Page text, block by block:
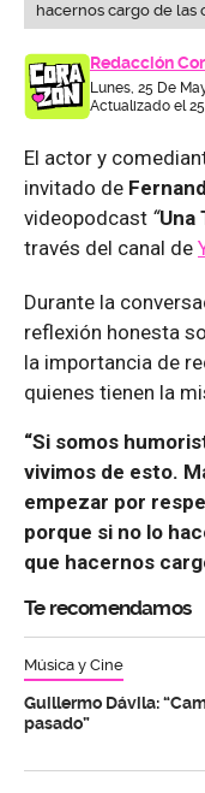
hacernos cargo de las
Redacción
Lunes, 25 De
Actualizado el
El actor y
invitado de
videopodcast “Una
través del canal de
Durante la
reflexión honesta
la importancia de
quienes tienen la
“Si somos
vivimos de esto.
empezar por
porque si no lo
que hacernos
Te recomendamos
Música y Cine
Guillermo Dávila:
pasado”